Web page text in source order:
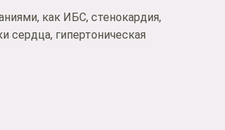
как ИБС, стенокардия,
сердца, гипертоническая